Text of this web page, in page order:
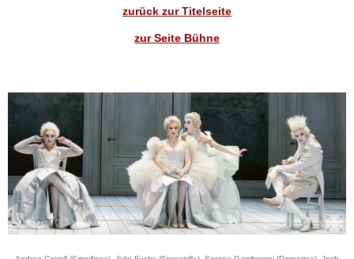
zurück zur Titelseite
zur Seite Bühne